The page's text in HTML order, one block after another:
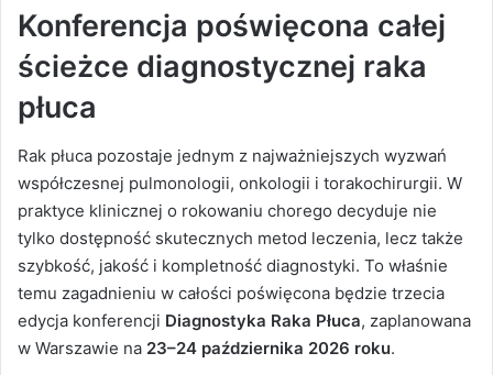
Konferencja poświęcona całej
ścieżce diagnostycznej raka
płuca
Rak płuca pozostaje jednym z najważniejszych wyzwań
współczesnej pulmonologii, onkologii i torakochirurgii. W
praktyce klinicznej o rokowaniu chorego decyduje nie
tylko dostępność skutecznych metod leczenia, lecz także
szybkość, jakość i kompletność diagnostyki. To właśnie
temu zagadnieniu w całości poświęcona będzie trzecia
edycja konferencji Diagnostyka Raka Płuca, zaplanowana
w Warszawie na 23–24 października 2026 roku.